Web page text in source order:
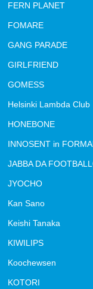
FERN PLANET
FOMARE
GANG PARADE
GIRLFRIEND
GOMESS
Helsinki Lambda Club
HONEBONE
INNOSENT in
JABBA DA
JYOCHO
Kan Sano
Keishi Tanaka
KIWILIPS
Koochewsen
KOTORI